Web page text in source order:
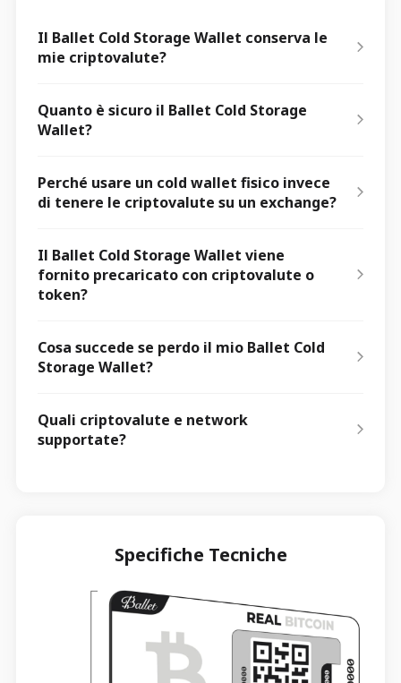
Il Ballet Cold Storage Wallet conserva le
mie criptovalute?
Quanto è sicuro il Ballet Cold Storage
Wallet?
Perché usare un cold wallet fisico invece
di tenere le criptovalute su un exchange?
Il Ballet Cold Storage Wallet viene
fornito precaricato con criptovalute o
token?
Cosa succede se perdo il mio Ballet Cold
Storage Wallet?
Quali criptovalute e network
supportate?
Specifiche Tecniche